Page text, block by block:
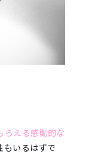
らえる感動的な
もいるはずで